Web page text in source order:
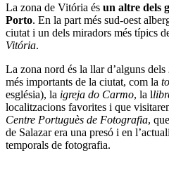
La zona de Vitória és un altre dels
Porto. En la part més sud-oest
ciutat i un dels miradors més típics
Vitória.
La zona nord és la llar d’alguns dels
més importants de la ciutat, com la
església), la igreja do Carmo, la l
localitzacions favorites i que
Centre Portuguès de Fotografia,
de Salazar era una presó i en
temporals de fotografia.